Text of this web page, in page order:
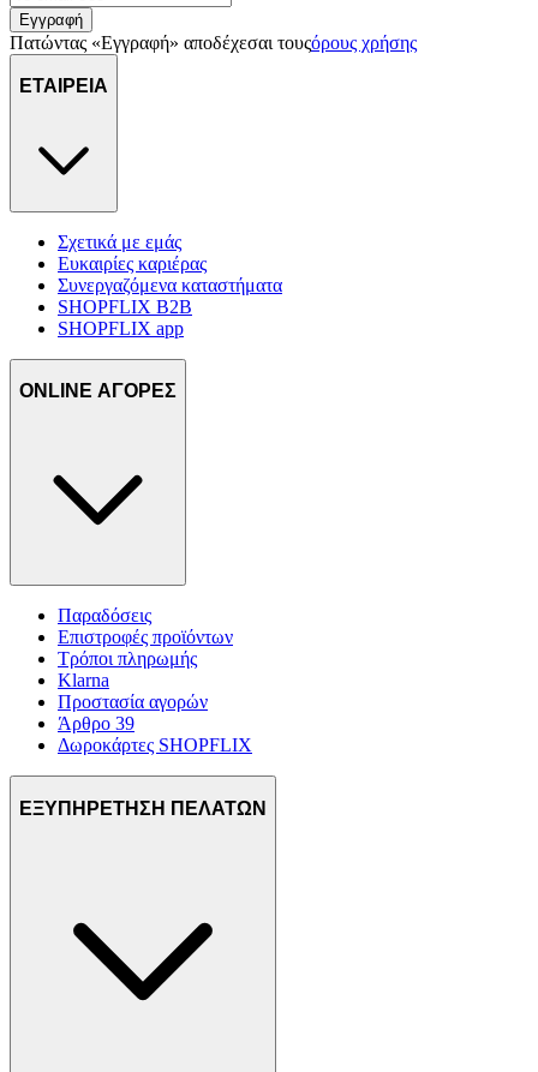
Εγγραφή
Πατώντας «Εγγραφή» αποδέχεσαι τουςόρους χρήσης
ΕΤΑΙΡΕΙΑ
Σχετικά με εμάς
Ευκαιρίες καριέρας
Συνεργαζόμενα καταστήματα
SHOPFLIX B2B
SHOPFLIX app
ONLINE ΑΓΟΡΕΣ
Παραδόσεις
Επιστροφές προϊόντων
Τρόποι πληρωμής
Klarna
Προστασία αγορών
Άρθρο 39
Δωροκάρτες SHOPFLIX
ΕΞΥΠΗΡΕΤΗΣΗ ΠΕΛΑΤΩΝ